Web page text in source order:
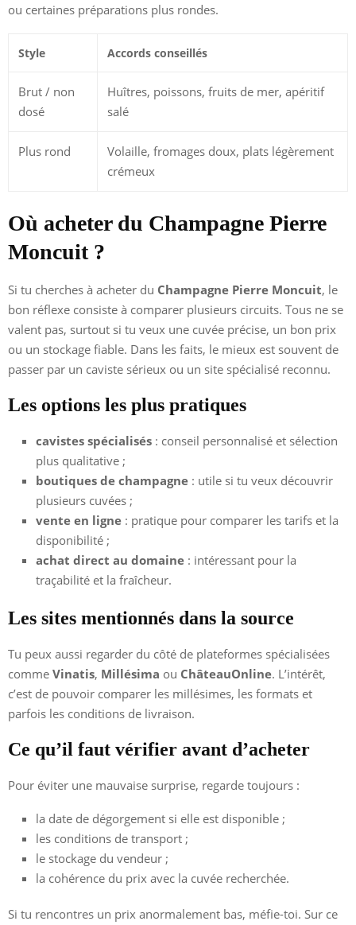
ou certaines préparations plus rondes.
Style Accords conseillés
Brut / non
dosé
Huîtres, poissons, fruits de mer, apéritif
salé
Plus rond
Volaille, fromages doux, plats légèrement
crémeux
Où acheter du Champagne Pierre
Moncuit ?
Si tu cherches à acheter du Champagne Pierre Moncuit, le
bon réflexe consiste à comparer plusieurs circuits. Tous ne se
valent pas, surtout si tu veux une cuvée précise, un bon prix
ou un stockage fiable. Dans les faits, le mieux est souvent de
passer par un caviste sérieux ou un site spécialisé reconnu.
Les options les plus pratiques
cavistes spécialisés : conseil personnalisé et sélection
plus qualitative ;
boutiques de champagne : utile si tu veux découvrir
plusieurs cuvées ;
vente en ligne : pratique pour comparer les tarifs et la
disponibilité ;
achat direct au domaine : intéressant pour la
traçabilité et la fraîcheur.
Les sites mentionnés dans la source
Tu peux aussi regarder du côté de plateformes spécialisées
comme Vinatis, Millésima ou ChâteauOnline. L’intérêt,
c’est de pouvoir comparer les millésimes, les formats et
parfois les conditions de livraison.
Ce qu’il faut vérifier avant d’acheter
Pour éviter une mauvaise surprise, regarde toujours :
la date de dégorgement si elle est disponible ;
les conditions de transport ;
le stockage du vendeur ;
la cohérence du prix avec la cuvée recherchée.
Si tu rencontres un prix anormalement bas, méfie-toi. Sur ce